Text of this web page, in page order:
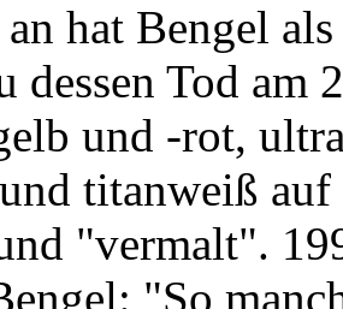
hat Bengel
dessen Tod am
und -rot,
titanweiß
"vermalt".
"So